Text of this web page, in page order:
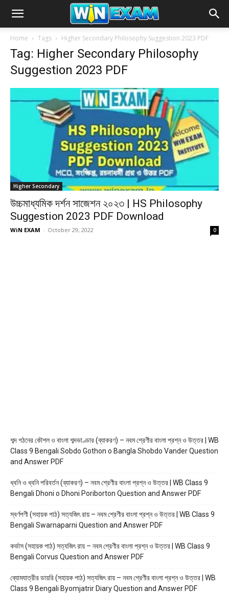
Home Tags Higher Secondary Philosophy Suggestion 2023 PDF
Tag: Higher Secondary Philosophy
Suggestion 2023 PDF
Higher Secondary
উচ্চমাধ্যমিক দর্শন সাজেশন ২০২৩ | HS Philosophy
Suggestion 2023 PDF Download
WiN EXAM - October 29, 2022 0
শব্দ গঠনের কৌশল ও বাংলা শব্দভাণ্ডার (ব্যাকরণ) – নবম শ্রেণীর বাংলা প্রশ্ন ও উত্তর | WB
Class 9 Bengali Sobdo Gothon o Bangla Shobdo Vander Question
and Answer PDF
ধ্বনি ও ধ্বনি পরিবর্তন (ব্যাকরণ) – নবম শ্রেণীর বাংলা প্রশ্ন ও উত্তর | WB Class 9
Bengali Dhoni o Dhoni Poriborton Question and Answer PDF
স্বর্ণপণী (সহায়ক পাঠ) সত্যজিৎ রায় – নবম শ্রেণীর বাংলা প্রশ্ন ও উত্তর | WB Class 9
Bengali Swarnaparni Question and Answer PDF
কর্ভাস (সহায়ক পাঠ) সত্যজিৎ রায় – নবম শ্রেণীর বাংলা প্রশ্ন ও উত্তর | WB Class 9
Bengali Corvus Question and Answer PDF
ব্যোমযাত্রীর ডায়রি (সহায়ক পাঠ) সত্যজিৎ রায় – নবম শ্রেণীর বাংলা প্রশ্ন ও উত্তর | WB
Class 9 Bengali Byomjatrir Diary Question and Answer PDF